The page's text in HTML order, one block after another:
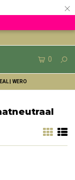
×
0
| WERO